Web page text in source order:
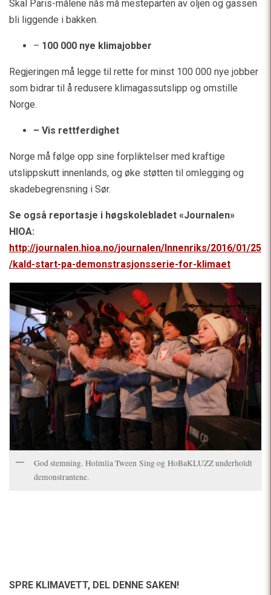
Skal Paris-målene nås må mesteparten av oljen og gassen
bli liggende i bakken.
– 100 000 nye klimajobber
Regjeringen må legge til rette for minst 100 000 nye jobber
som bidrar til å redusere klimagassutslipp og omstille
Norge.
– Vis rettferdighet
Norge må følge opp sine forpliktelser med kraftige
utslippskutt innenlands, og øke støtten til omlegging og
skadebegrensning i Sør.
Se også reportasje i høgskolebladet «Journalen»
HIOA:
http://journalen.hioa.no/journalen/Innenriks/2016/01/25
/kald-start-pa-demonstrasjonsserie-for-klimaet
God stemning. Holmlia Tween Sing og HoBaKLUZZ underholdt
demonstrantene.
SPRE KLIMAVETT, DEL DENNE SAKEN!